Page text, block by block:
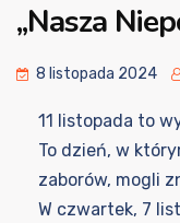
,,Nasza
8 listopada 2024
11 listopada to
To dzień, w
zaborów, mogli
W czwartek, 7